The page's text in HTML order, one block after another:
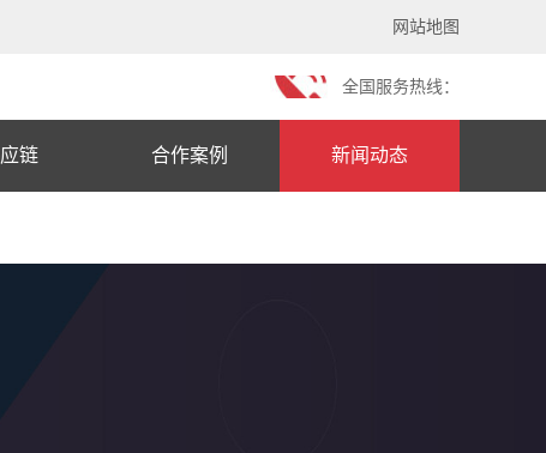
网站地图
全国服务热线：
链 合作案例 新闻动态